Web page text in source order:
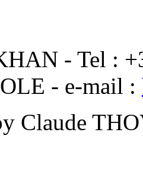
- Tel :
- e-mail :
Claude